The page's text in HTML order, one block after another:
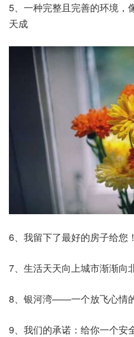
5、一种完整且完善的环境，
天成
6、我留下了最好的房子给您
7、生活天天向上城市渐渐
8、银河湾——一个放飞心情
9、我们的承诺：给你一个安